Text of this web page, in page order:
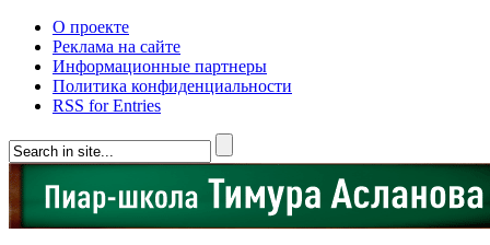
О проекте
Реклама на сайте
Информационные партнеры
Политика конфиденциальности
RSS for Entries